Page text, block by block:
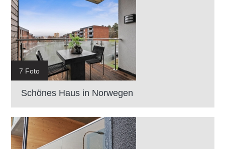
7 Foto
Schönes Haus in Norwegen